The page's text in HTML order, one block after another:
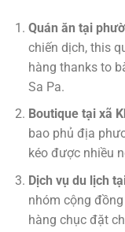
Quán ăn tại
chiến dịch, this
hàng thanks to
Sa Pa.
Boutique tại xã
bao phủ địa
kéo được nhiều
Dịch vụ du lịch
nhóm cộng
hàng chục đặt